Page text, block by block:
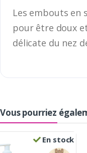
Les embouts en
pour être doux
délicate du nez
Vous pourriez
En stock